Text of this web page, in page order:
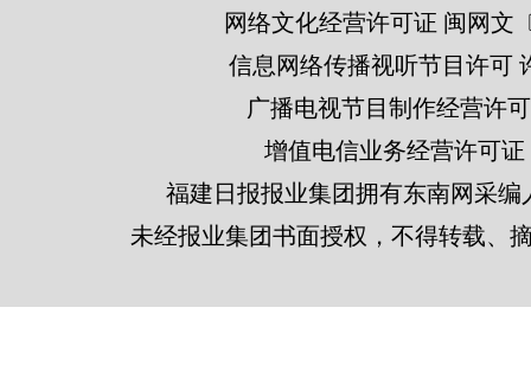
网络文化经营许可证 闽网文
信息网络传播视听节目许可
广播电视节目制作经营许
增值电信业务经营许可证
福建日报报业集团拥有东南网采
未经报业集团书面授权，不得转载、